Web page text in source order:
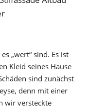
„wert“ sind. Es ist
Kleid seines Hause
sind zunächst
denn mit einer
wir versteckte